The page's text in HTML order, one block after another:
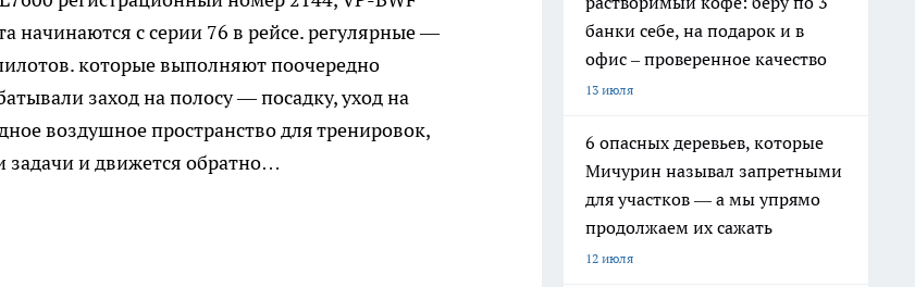
начинаются с серии 76 в рейсе. регулярные —
которые выполняют поочередно
заход на полосу — посадку, уход на
воздушное пространство для тренировок,
задачи и движется обратно…
банки себе, на подарок и в
офис – проверенное качество
13 июля
6 опасных деревьев, которые
Мичурин называл запретными
для участков — а мы упрямо
продолжаем их сажать
12 июля